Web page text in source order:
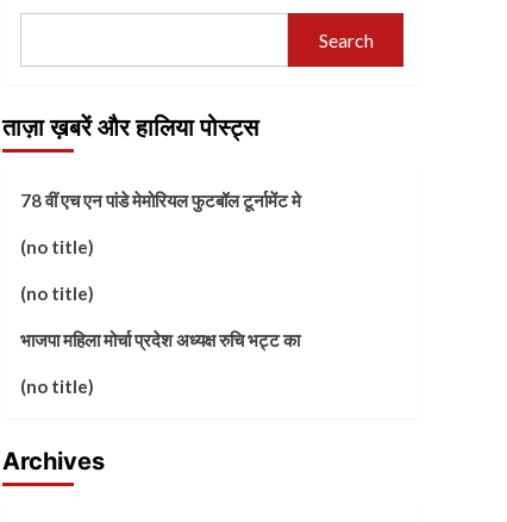
Search
ताज़ा ख़बरें और हालिया पोस्ट्स
78 वीं एच एन पांडे मेमोरियल फुटबॉल टूर्नामेंट मे
(no title)
(no title)
भाजपा महिला मोर्चा प्रदेश अध्यक्ष रुचि भट्ट का
(no title)
Archives